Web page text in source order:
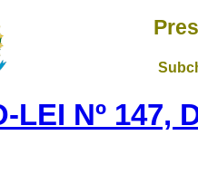
LEI Nº 147,